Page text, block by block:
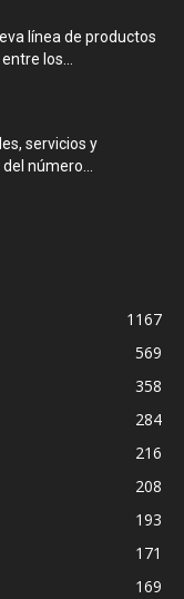
línea de productos
los...
servicios y
número...
1167
569
358
284
216
208
193
171
169